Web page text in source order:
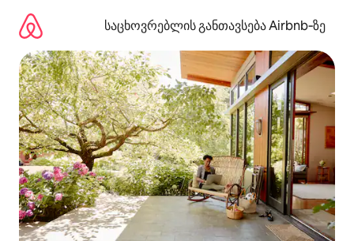
გადასვლა
საცხოვრებლის განთავსება Airbnb‑ზე